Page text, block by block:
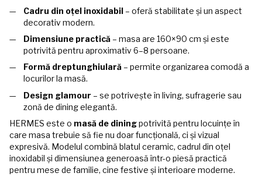
Cadru din oțel inoxidabil – oferă stabilitate și un aspect
decorativ modern.
Dimensiune practică – masa are 160×90 cm și este
potrivită pentru aproximativ 6–8 persoane.
Formă dreptunghiulară – permite organizarea comodă a
locurilor la masă.
Design glamour – se potrivește în living, sufragerie sau
zonă de dining elegantă.
HERMES este o masă de diningpotrivită pentru locuințe în
care masa trebuie să fie nu doar funcțională, ci și vizual
expresivă. Modelul combină blatul ceramic, cadrul din oțel
inoxidabil și dimensiunea generoasă într-o piesă practică
pentru mese de familie, cine festive și interioare moderne.